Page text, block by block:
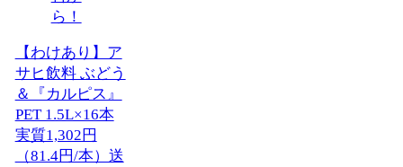
【わけあり】ア
サヒ飲料 ぶどう
＆『カルピス』
PET 1.5L×16本
実質1,302円
（81.4円/本）送